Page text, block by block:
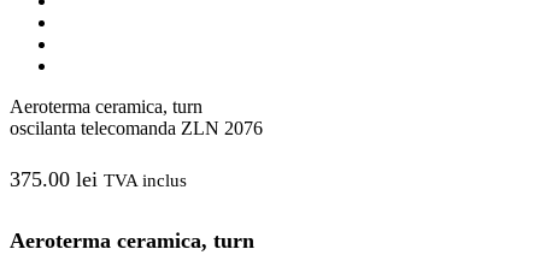
Aeroterma ceramica, turn
oscilanta telecomanda ZLN 2076
375.00 lei TVA inclus
Aeroterma ceramica, turn